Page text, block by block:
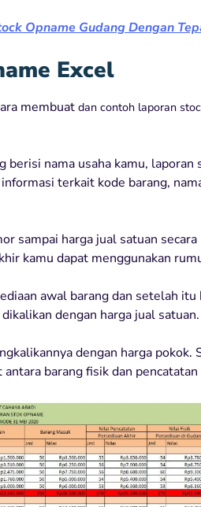
Opname Gudang Dengan
Excel
membuatdan contoh laporan
nama usaha kamu, laporan
terkait kode barang,
sampai harga jual satuan secara
kamu dapat menggunakan
awal barang dan setelah itu
dengan harga jual satuan.
dengan harga pokok.
barang fisik dan pencatatan